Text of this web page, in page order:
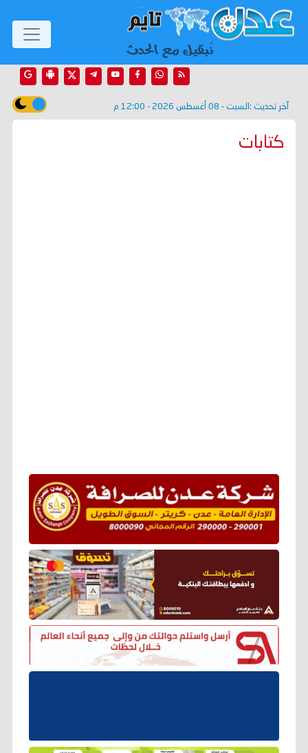
آخر تحديث : السبت - 08 أغسطس 2026 - 12:00 م
كتابات